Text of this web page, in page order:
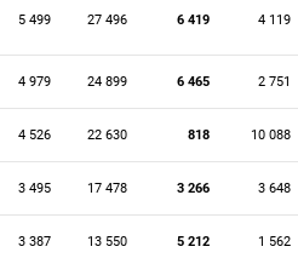
5 499 27 496 6 419 4 119
4 979 24 899 6 465 2 751
4 526 22 630 818 10 088
3 495 17 478 3 266 3 648
3 387 13 550 5 212 1 562